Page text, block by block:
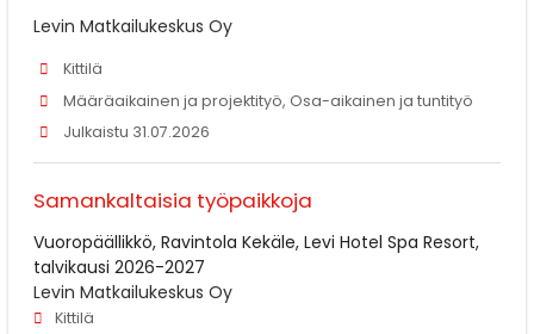
Levin Matkailukeskus Oy
Kittilä
Määräaikainen ja projektityö, Osa-aikainen ja tuntityö
Julkaistu 31.07.2026
Samankaltaisia työpaikkoja
Vuoropäällikkö, Ravintola Kekäle, Levi Hotel Spa Resort,
talvikausi 2026-2027
Levin Matkailukeskus Oy
Kittilä